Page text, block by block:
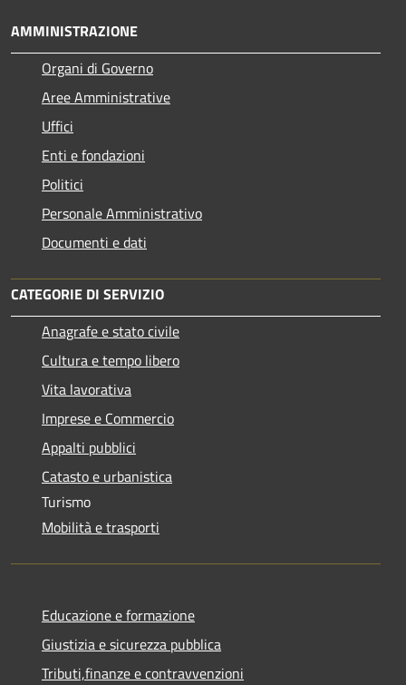
AMMINISTRAZIONE
Organi di Governo
Aree Amministrative
Uffici
Enti e fondazioni
Politici
Personale Amministrativo
Documenti e dati
CATEGORIE DI SERVIZIO
Anagrafe e stato civile
Cultura e tempo libero
Vita lavorativa
Imprese e Commercio
Appalti pubblici
Catasto e urbanistica
Turismo
Mobilità e trasporti
Educazione e formazione
Giustizia e sicurezza pubblica
Tributi,finanze e contravvenzioni